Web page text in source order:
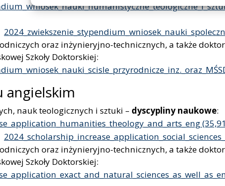
oraz inżynieryjno-technicznych, a także
Szkoły Doktorskiej:
angielskim
nauk teologicznych i sztuki – dyscypliny naukowe:
oraz inżynieryjno-technicznych, a także
Szkoły Doktorskiej: